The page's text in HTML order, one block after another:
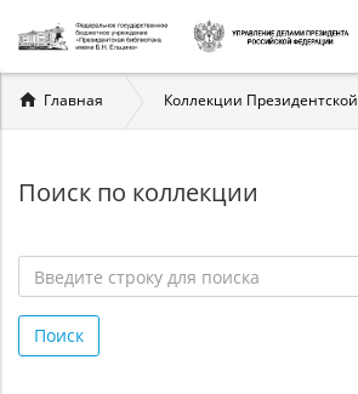
Вы
здесь
Главная Коллекции
Поиск по коллекции
строку
для
Поиск